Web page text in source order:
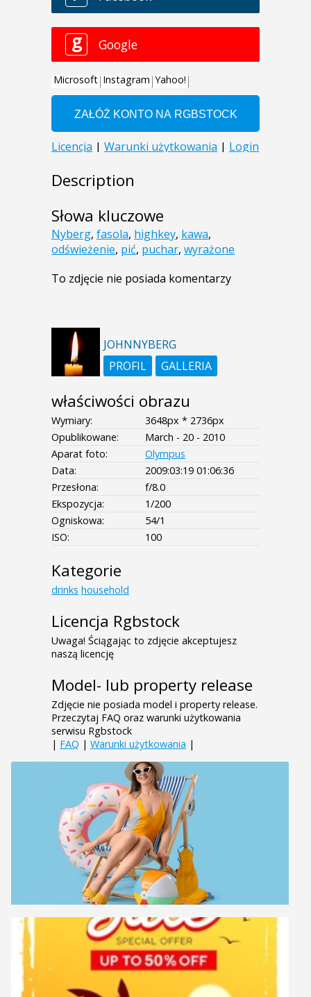
Description
Słowa kluczowe
Nyberg, fasola, highkey, kawa,
odświeżenie, pić, puchar, wyrażone
To zdjęcie nie posiada komentarzy
JOHNNYBERG
PROFIL
GALLERIA
właściwości obrazu
Wymiary:
3648px * 2736px
Opublikowane:
March - 20 - 2010
Aparat foto:
Olympus
Data:
2009:03:19 01:06:36
Przesłona:
f/8.0
Ekspozycja:
1/200
Ogniskowa:
54/1
ISO:
100
Kategorie
drinks household
Licencja Rgbstock
Uwaga! Ściągając to zdjęcie akceptujesz
naszą licencję
Model- lub property release
Zdjęcie nie posiada model i property release.
Przeczytaj FAQ oraz warunki użytkowania
serwisu Rgbstock
| FAQ | Warunki użytkowania |